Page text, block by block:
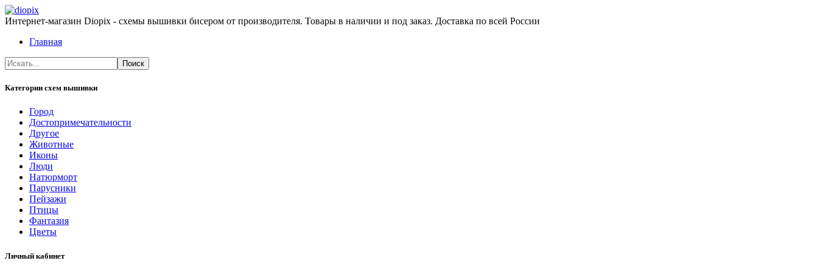
Интернет-магазин Diopix - схемы вышивки бисером от производителя. Товары в наличии и под заказ. Доставка по всей России
Главная
Категории схем вышивки
Город
Достопримечательности
Другое
Животные
Иконы
Люди
Натюрморт
Парусники
Пейзажи
Птицы
Фантазия
Цветы
Личный кабинет